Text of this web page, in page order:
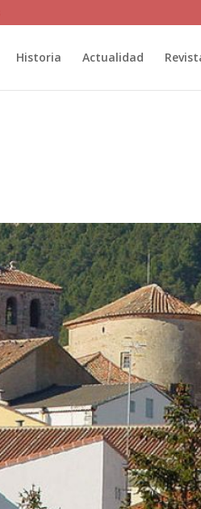
Historia Actualidad